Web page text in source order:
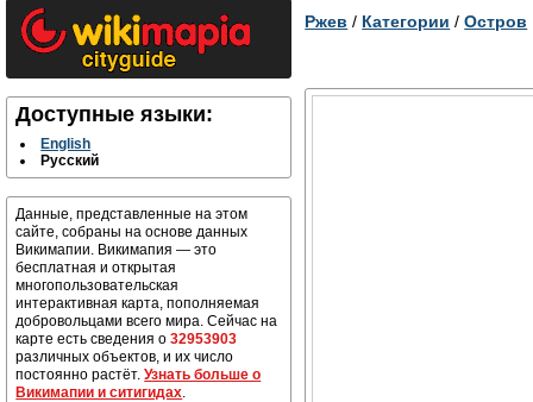
Доступные языки:
English
Русский
Данные, представленные на этом
сайте, собраны на основе данных
Викимапии. Викимапия — это
бесплатная и открытая
многопользовательская
интерактивная карта, пополняемая
добровольцами всего мира. Сейчас на
карте есть сведения о32953903
различных объектов, и их число
постоянно растёт.Узнать больше о
Викимапии и ситигидах.
Ржев / Категории /Остров